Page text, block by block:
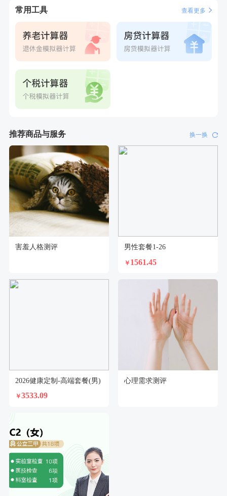
常用工具 查看更多
推荐商品与服务 换一换
害羞人格测评 男性套餐1-26
￥ 1561.45
2026健康定制-高端套餐(男)
￥3533.09
心理需求测评